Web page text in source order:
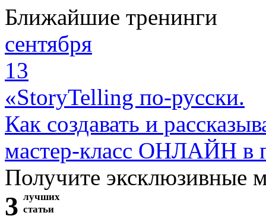
Ближайшие тренинги
сентября
13
«StoryTelling по-русски.
Как создавать и
мастер-класс ОНЛАЙН в
Получите эксклюзивные
3 лучших
статьи